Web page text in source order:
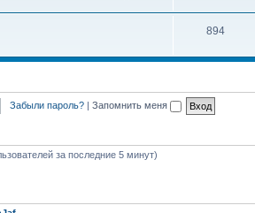
894
Забыли пароль? | Запомнить меня
за последние 5 минут)